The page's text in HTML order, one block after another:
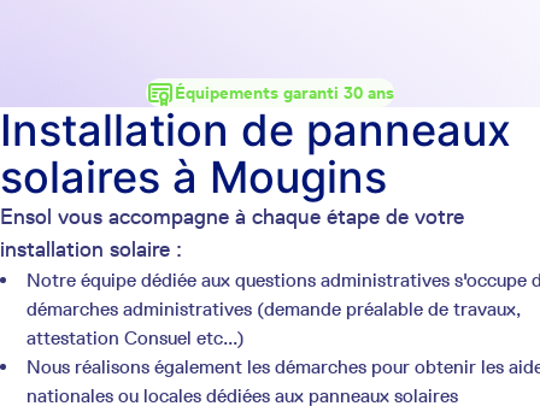
Équipements garanti 30 ans
Ensol vous accompagne à chaque étape de votre
installation solaire :
Notre équipe dédiée aux questions administratives s'occupe
démarches administratives (demande préalable de travaux,
attestation Consuel etc...)
Nous réalisons également les démarches pour obtenir les
nationales ou locales dédiées aux panneaux solaires
Installation de panneaux
solaires à Mougins